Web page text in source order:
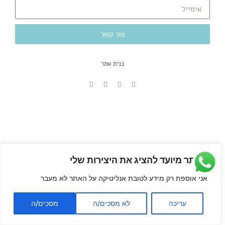
האתר מיועד להציג את היצירות שלי
אני אוספת רק מידע לטובת אנליטיקה על האתר לא מעבר
עריכה לא מסכים/ה מסכים/ה
צור קשר
בנית אתר